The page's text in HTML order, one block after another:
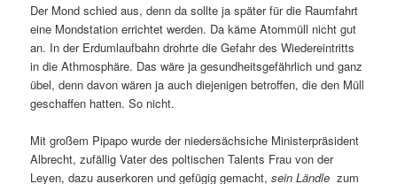
Der Mond schied aus, denn da sollte ja später für die Raumfahrt
eine Mondstation errichtet werden. Da käme Atommüll nicht gut
an. In der Erdumlaufbahn drohrte die Gefahr des Wiedereintritts
in die Athmosphäre. Das wäre ja gesundheitsgefährlich und ganz
übel, denn davon wären ja auch diejenigen betroffen, die den Müll
geschaffen hatten. So nicht.
Mit großem Pipapo wurde der niedersächsiche Ministerpräsident
Albrecht, zufällig Vater des poltischen Talents Frau von der
Leyen, dazu auserkoren und gefügig gemacht,sein Ländle zum